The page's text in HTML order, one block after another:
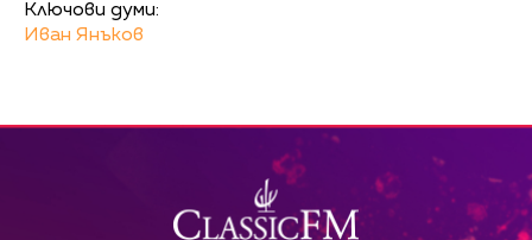
Ключови думи:
Иван Янъков